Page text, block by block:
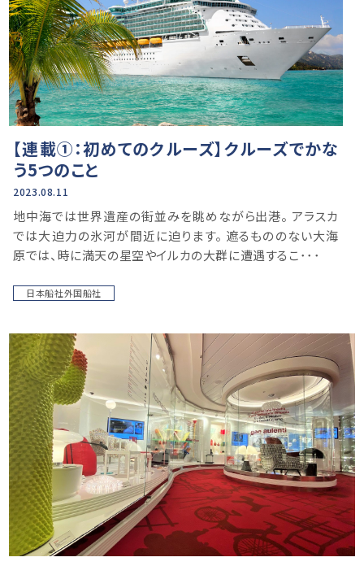
【連載①：初めてのクルーズ】クルーズでかな
う5つのこと
2023.08.11
地中海では世界遺産の街並みを眺めながら出港。 アラスカ
では大迫力の氷河が間近に迫ります。 遮るもののない大海
原では、時に満天の星空やイルカの大群に遭遇するこ･･･
日本船社外国船社